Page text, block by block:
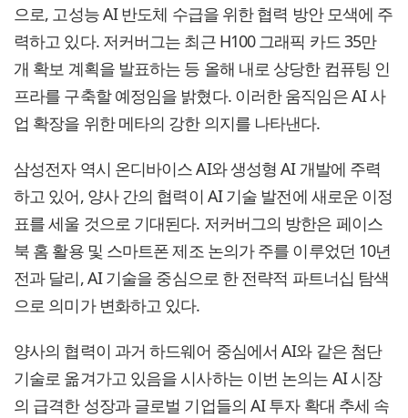
으로, 고성능 AI 반도체 수급을 위한 협력 방안 모색에 주
력하고 있다. 저커버그는 최근 H100 그래픽 카드 35만
개 확보 계획을 발표하는 등 올해 내로 상당한 컴퓨팅 인
프라를 구축할 예정임을 밝혔다. 이러한 움직임은 AI 사
업 확장을 위한 메타의 강한 의지를 나타낸다.
삼성전자 역시 온디바이스 AI와 생성형 AI 개발에 주력
하고 있어, 양사 간의 협력이 AI 기술 발전에 새로운 이정
표를 세울 것으로 기대된다. 저커버그의 방한은 페이스
북 홈 활용 및 스마트폰 제조 논의가 주를 이루었던 10년
전과 달리, AI 기술을 중심으로 한 전략적 파트너십 탐색
으로 의미가 변화하고 있다.
양사의 협력이 과거 하드웨어 중심에서 AI와 같은 첨단
기술로 옮겨가고 있음을 시사하는 이번 논의는 AI 시장
의 급격한 성장과 글로벌 기업들의 AI 투자 확대 추세 속